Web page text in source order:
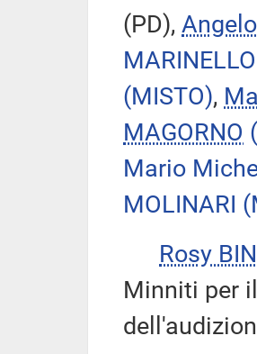
(PD),
MARINELLO
(MISTO),
MAGORNO
Mario
MOLINARI
Rosy
Minniti per